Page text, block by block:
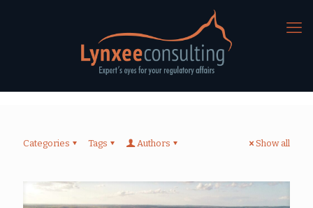
Categories Tags Authors Show all